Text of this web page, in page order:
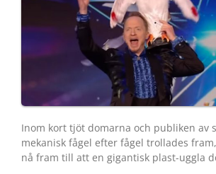
Inom kort tjöt domarna och publiken av
mekanisk fågel efter fågel trollades
nå fram till att en gigantisk plast-uggla